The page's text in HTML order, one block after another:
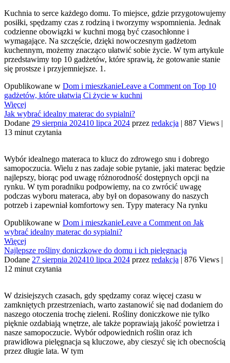
Kuchnia to serce każdego domu. To miejsce, gdzie przygotowujemy
posiłki, spędzamy czas z rodziną i tworzymy wspomnienia. Jednak
codzienne obowiązki w kuchni mogą być czasochłonne i
wymagające. Na szczęście, dzięki nowoczesnym gadżetom
kuchennym, możemy znacząco ułatwić sobie życie. W tym artykule
przedstawimy top 10 gadżetów, które sprawią, że gotowanie stanie
się prostsze i przyjemniejsze. 1.
Opublikowane w Dom i mieszkanieLeave a Comment on Top 10
gadżetów, które ułatwią Ci życie w kuchni
Więcej
Jak wybrać idealny materac do sypialni?
Dodane 29 sierpnia 202410 lipca 2024 przez redakcja | 887 Views |
13 minut czytania
Wybór idealnego materaca to klucz do zdrowego snu i dobrego
samopoczucia. Wielu z nas zadaje sobie pytanie, jaki materac będzie
najlepszy, biorąc pod uwagę różnorodność dostępnych opcji na
rynku. W tym poradniku podpowiemy, na co zwrócić uwagę
podczas wyboru materaca, aby był on dopasowany do naszych
potrzeb i zapewniał komfortowy sen. Typy materacy Na rynku
Opublikowane w Dom i mieszkanieLeave a Comment on Jak
wybrać idealny materac do sypialni?
Więcej
Najlepsze rośliny doniczkowe do domu i ich pielęgnacja
Dodane 27 sierpnia 202410 lipca 2024 przez redakcja | 876 Views |
12 minut czytania
W dzisiejszych czasach, gdy spędzamy coraz więcej czasu w
zamkniętych przestrzeniach, warto zastanowić się nad dodaniem do
naszego otoczenia trochę zieleni. Rośliny doniczkowe nie tylko
pięknie ozdabiają wnętrze, ale także poprawiają jakość powietrza i
nasze samopoczucie. Wybór odpowiednich roślin oraz ich
prawidłowa pielęgnacja są kluczowe, aby cieszyć się ich obecnością
przez długie lata. W tym